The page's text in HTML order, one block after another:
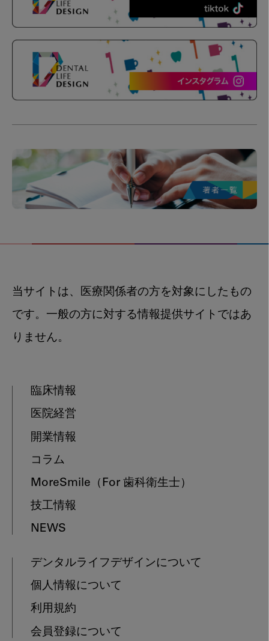
当サイトは、医療関係者の方を対象にしたもの
です。一般の方に対する情報提供サイトではあ
りません。
臨床情報
医院経営
開業情報
コラム
MoreSmile （For 歯科衛生士）
技工情報
NEWS
デンタルライフデザインについて
個人情報について
利用規約
会員登録について